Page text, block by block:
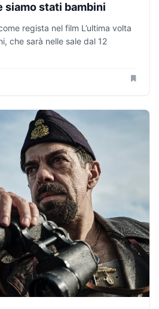
siamo stati bambini
regista nel film L’ultima volta
che sarà nelle sale dal 12